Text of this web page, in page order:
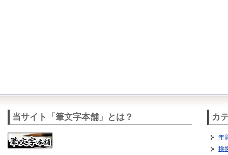
当サイト「筆文字本舗」とは？ カ
年
挨